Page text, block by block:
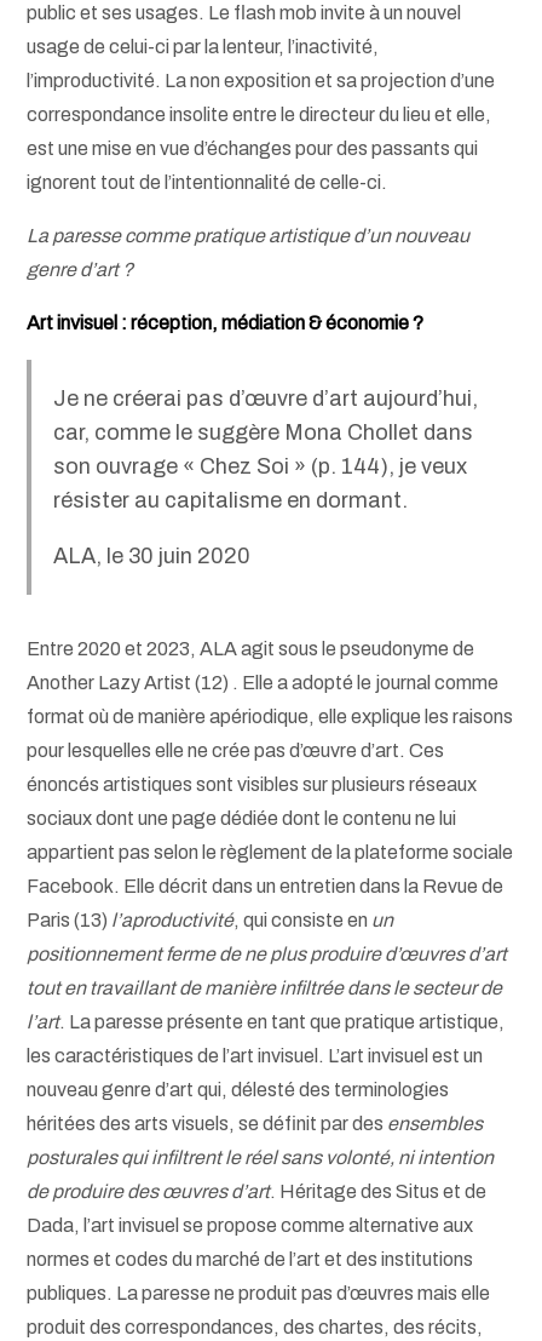
public et ses usages. Le flash mob invite à un nouvel
usage de celui-ci par la lenteur, l’inactivité,
l’improductivité. La non exposition et sa projection d’une
correspondance insolite entre le directeur du lieu et elle,
est une mise en vue d’échanges pour des passants qui
ignorent tout de l’intentionnalité de celle-ci.
La paresse comme pratique artistique d’un nouveau
genre d’art ?
Art invisuel : réception, médiation & économie ?
Je ne créerai pas d’œuvre d’art aujourd’hui,
car, comme le suggère Mona Chollet dans
son ouvrage « Chez Soi » (p. 144), je veux
résister au capitalisme en dormant.
ALA, le 30 juin 2020
Entre 2020 et 2023, ALA agit sous le pseudonyme de
Another Lazy Artist (12) . Elle a adopté le journal comme
format où de manière apériodique, elle explique les raisons
pour lesquelles elle ne crée pas d’œuvre d’art. Ces
énoncés artistiques sont visibles sur plusieurs réseaux
sociaux dont une page dédiée dont le contenu ne lui
appartient pas selon le règlement de la plateforme sociale
Facebook. Elle décrit dans un entretien dans la Revue de
Paris (13) l’aproductivité, qui consiste en un
positionnement ferme de ne plus produire d’œuvres d’art
tout en travaillant de manière infiltrée dans le secteur de
l’art. La paresse présente en tant que pratique artistique,
les caractéristiques de l’art invisuel. L’art invisuel est un
nouveau genre d’art qui, délesté des terminologies
héritées des arts visuels, se définit par des ensembles
posturales qui infiltrent le réel sans volonté, ni intention
de produire des œuvres d’art. Héritage des Situs et de
Dada, l’art invisuel se propose comme alternative aux
normes et codes du marché de l’art et des institutions
publiques. La paresse ne produit pas d’œuvres mais elle
produit des correspondances, des chartes, des récits,